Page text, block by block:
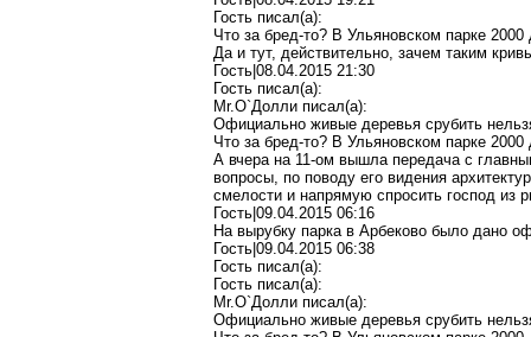
Гость писал(a):
Что за бред-то? В Ульяновском парке
Да и тут, действительно, зачем таким
Гость|08.04.2015 21:30
Гость писал(a):
Mr.O`Долли писал(a):
Официально живые деревья срубить
Что за бред-то? В Ульяновском парке
А вчера на 11-ом вышла передача с
вопросы, по поводу его видения
смелости и напрямую спросить господ из
Гость|09.04.2015 06:16
На вырубку парка в Арбеково было дано
Гость|09.04.2015 06:38
Гость писал(a):
Гость писал(a):
Mr.O`Долли писал(a):
Официально живые деревья срубить